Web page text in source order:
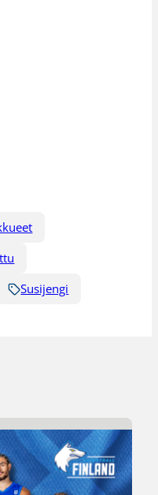
Susijengi